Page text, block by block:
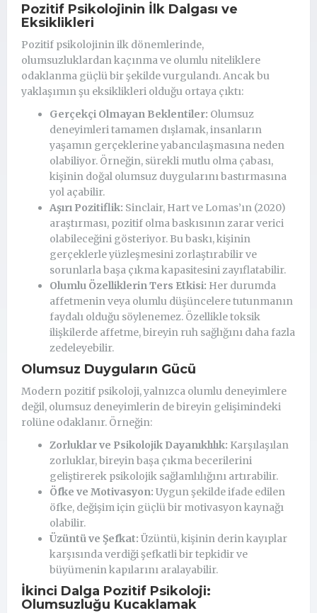
Pozitif Psikolojinin İlk Dalgası ve
Eksiklikleri
Pozitif psikolojinin ilk dönemlerinde,
olumsuzluklardan kaçınma ve olumlu niteliklere
odaklanma güçlü bir şekilde vurgulandı. Ancak bu
yaklaşımın şu eksiklikleri olduğu ortaya çıktı:
Gerçekçi Olmayan Beklentiler: Olumsuz
deneyimleri tamamen dışlamak, insanların
yaşamın gerçeklerine yabancılaşmasına neden
olabiliyor. Örneğin, sürekli mutlu olma çabası,
kişinin doğal olumsuz duygularını bastırmasına
yol açabilir.
Aşırı Pozitiflik: Sinclair, Hart ve Lomas’ın (2020)
araştırması, pozitif olma baskısının zarar verici
olabileceğini gösteriyor. Bu baskı, kişinin
gerçeklerle yüzleşmesini zorlaştırabilir ve
sorunlarla başa çıkma kapasitesini zayıflatabilir.
Olumlu Özelliklerin Ters Etkisi: Her durumda
affetmenin veya olumlu düşüncelere tutunmanın
faydalı olduğu söylenemez. Özellikle toksik
ilişkilerde affetme, bireyin ruh sağlığını daha fazla
zedeleyebilir.
Olumsuz Duyguların Gücü
Modern pozitif psikoloji, yalnızca olumlu deneyimlere
değil, olumsuz deneyimlerin de bireyin gelişimindeki
rolüne odaklanır. Örneğin:
Zorluklar ve Psikolojik Dayanıklılık: Karşılaşılan
zorluklar, bireyin başa çıkma becerilerini
geliştirerek psikolojik sağlamlılığını artırabilir.
Öfke ve Motivasyon: Uygun şekilde ifade edilen
öfke, değişim için güçlü bir motivasyon kaynağı
olabilir.
Üzüntü ve Şefkat: Üzüntü, kişinin derin kayıplar
karşısında verdiği şefkatli bir tepkidir ve
büyümenin kapılarını aralayabilir.
İkinci Dalga Pozitif Psikoloji:
Olumsuzluğu Kucaklamak